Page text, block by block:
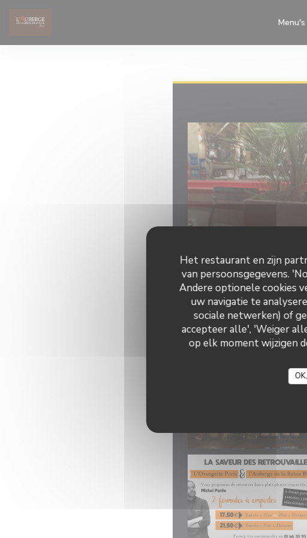
Het restaurant en zijn
van persoonsgegevens.
Andere optionele cookies
uw navigatie te
sociale netwerken) of
accepteer alle', 'Weiger
op elk moment wijzigen
Menu's